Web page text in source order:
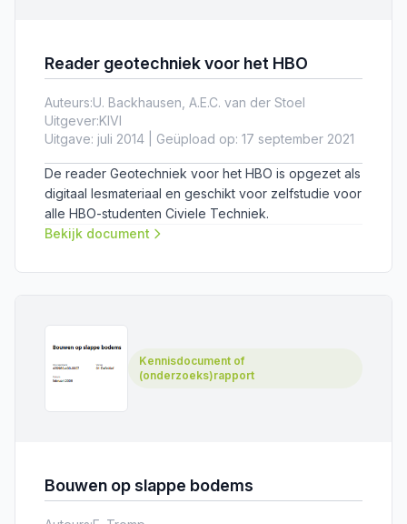
Reader geotechniek voor het HBO
Auteurs:U. Backhausen, A.E.C. van der Stoel
Uitgever:KIVI
Uitgave: juli 2014 | Geüpload op: 17 september 2021
De reader Geotechniek voor het HBO is opgezet als
digitaal lesmateriaal en geschikt voor zelfstudie voor
alle HBO-studenten Civiele Techniek.
Bekijk document
Kennisdocument of
(onderzoeks)rapport
Bouwen op slappe bodems